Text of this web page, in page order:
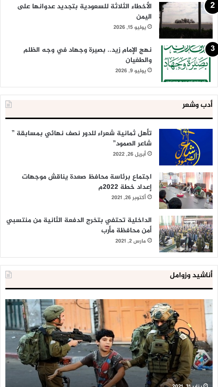
الأخطاء الثلاثة للسعودية بتجديد عدوانها على
اليمن
يوليو 15, 2026
نهج الإمام زيد.. بصيرة وجهاد في وجه الظلم
والطغيان
يوليو 9, 2026
أدب وشعر
تأهل ثمانية شعراء للدور نصف نهائي بمسابقة ”
شاعر الصمود”
أبريل 26, 2022
اجتماع برئاسة محافظ صعدة يناقش موجهات
إعداد خطة 2022م
أكتوبر 26, 2021
الداخلية تحتفي بتخرج الدفعة الثانية من منتسبي
أمن محافظة مأرب
مارس 2, 2021
أناشيد وزوامل
العدو
الإسرائيلي
اعتقل
543
طفلا
فلسطينيا
خلال
2020